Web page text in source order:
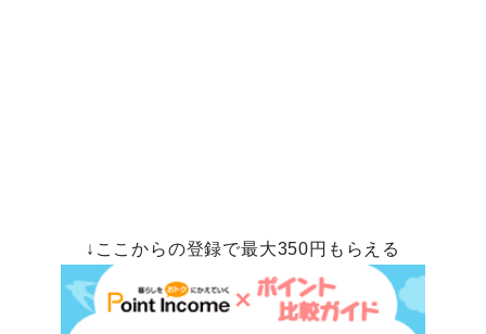
↓ここからの登録で最大350円もらえる